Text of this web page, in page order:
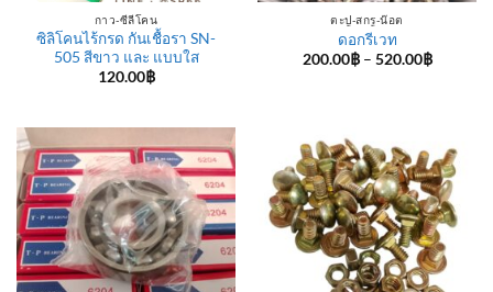
กาว-ซีลีโคน
ซิลิโคนไร้กรด กันเชื้อรา SN-
505 สีขาว และ แบบใส
120.00฿
ตะปู-สกรู-น๊อต
ดอกรีเวท
200.00฿ – 520.00฿Price